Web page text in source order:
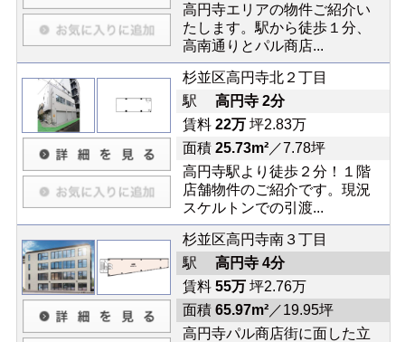
高円寺エリアの物件ご紹介い
たします。駅から徒歩１分、
高南通りとパル商店...
杉並区高円寺北２丁目
駅 高円寺 2分
賃料 22万坪2.83万
面積 25.73m²／7.78坪
高円寺駅より徒歩２分！１階
店舗物件のご紹介です。現況
スケルトンでの引渡...
杉並区高円寺南３丁目
駅 高円寺 4分
賃料 55万坪2.76万
面積 65.97m²／19.95坪
高円寺パル商店街に面した立